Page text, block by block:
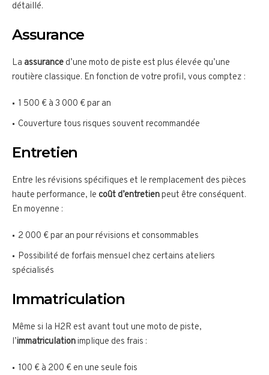
détaillé.
Assurance
La assurance d’une moto de piste est plus élevée qu’une
routière classique. En fonction de votre profil, vous comptez :
1 500 € à 3 000 € par an
Couverture tous risques souvent recommandée
Entretien
Entre les révisions spécifiques et le remplacement des pièces
haute performance, le coût d’entretienpeut être conséquent.
En moyenne :
2 000 € par an pour révisions et consommables
Possibilité de forfais mensuel chez certains ateliers
spécialisés
Immatriculation
Même si la H2R est avant tout une moto de piste,
l’immatriculationimplique des frais :
100 € à 200 € en une seule fois